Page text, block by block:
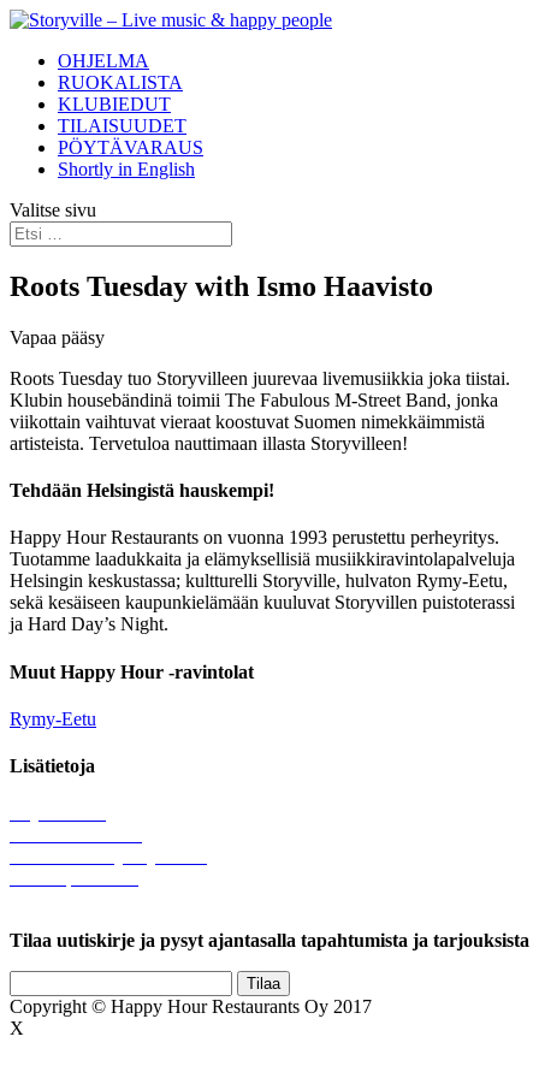
OHJELMA
RUOKALISTA
KLUBIEDUT
TILAISUUDET
PÖYTÄVARAUS
Shortly in English
Valitse sivu
Roots Tuesday with Ismo Haavisto
Vapaa pääsy
Roots Tuesday tuo Storyvilleen juurevaa livemusiikkia joka tiistai.
Klubin housebändinä toimii The Fabulous M-Street Band, jonka
viikottain vaihtuvat vieraat koostuvat Suomen nimekkäimmistä
artisteista. Tervetuloa nauttimaan illasta Storyvilleen!
Tehdään Helsingistä hauskempi!
Happy Hour Restaurants on vuonna 1993 perustettu perheyritys.
Tuotamme laadukkaita ja elämyksellisiä musiikkiravintolapalveluja
Helsingin keskustassa; kultturelli Storyville, hulvaton Rymy-Eetu,
sekä kesäiseen kaupunkielämään kuuluvat Storyvillen puistoterassi
ja Hard Day’s Night.
Muut Happy Hour -ravintolat
Rymy-Eetu
Lisätietoja
Tilaa uutiskirje ja pysyt ajantasalla tapahtumista ja tarjouksista
Copyright © Happy Hour Restaurants Oy 2017
X